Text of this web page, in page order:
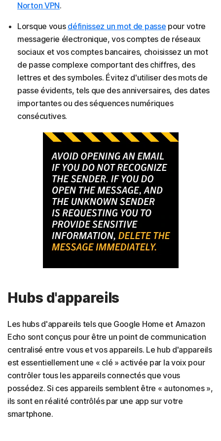
Norton VPN.
Lorsque vous définissez un mot de passe pour votre
messagerie électronique, vos comptes de réseaux
sociaux et vos comptes bancaires, choisissez un mot
de passe complexe comportant des chiffres, des
lettres et des symboles. Évitez d'utiliser des mots de
passe évidents, tels que des anniversaires, des dates
importantes ou des séquences numériques
consécutives.
Hubs d'appareils
Les hubs d'appareils tels que Google Home et Amazon
Echo sont conçus pour être un point de communication
centralisé entre vous et vos appareils. Le hub d'appareils
est essentiellement une « clé » activée par la voix pour
contrôler tous les appareils connectés que vous
possédez. Si ces appareils semblent être « autonomes »,
ils sont en réalité contrôlés par une app sur votre
smartphone.